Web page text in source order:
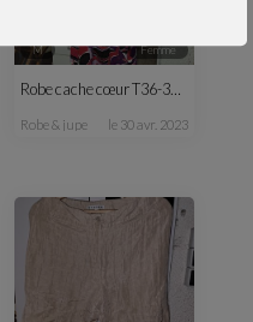
M femme
Robe cache cœur T36-38 colorée
robe & jupe le 30 avr. 2023